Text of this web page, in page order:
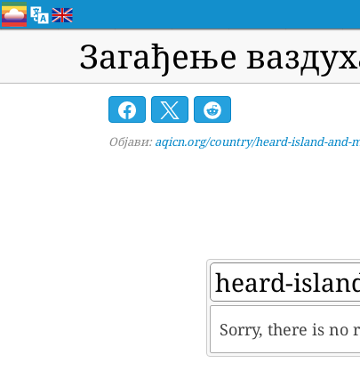
Загађење
Објави: aqicn.org/country/heard-island-and-
Sorry, there is no